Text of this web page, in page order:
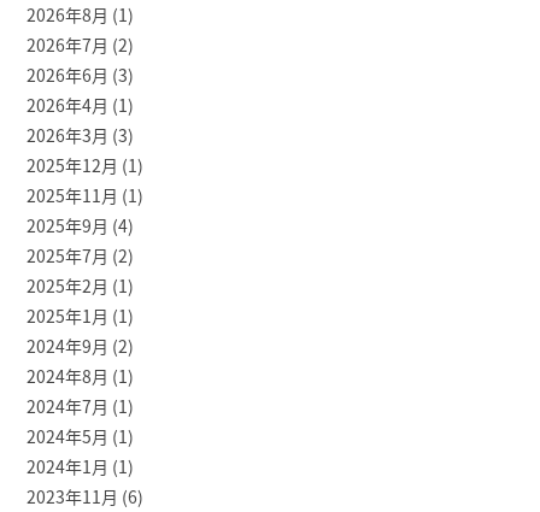
2026年8月 (1)
2026年7月 (2)
2026年6月 (3)
2026年4月 (1)
2026年3月 (3)
2025年12月 (1)
2025年11月 (1)
2025年9月 (4)
2025年7月 (2)
2025年2月 (1)
2025年1月 (1)
2024年9月 (2)
2024年8月 (1)
2024年7月 (1)
2024年5月 (1)
2024年1月 (1)
2023年11月 (6)